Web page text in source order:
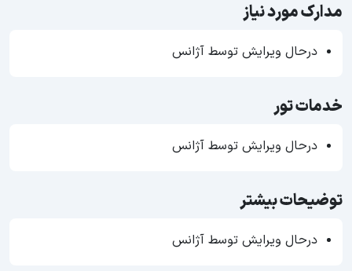
مدارک مورد نیاز
درحال ویرایش توسط آژانس
خدمات تور
درحال ویرایش توسط آژانس
توضیحات بیشتر
درحال ویرایش توسط آژانس